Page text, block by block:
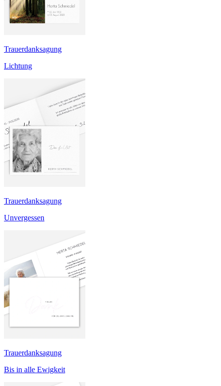
Trauerdanksagung
Lichtung
Trauerdanksagung
Unvergessen
Trauerdanksagung
Bis in alle Ewigkeit